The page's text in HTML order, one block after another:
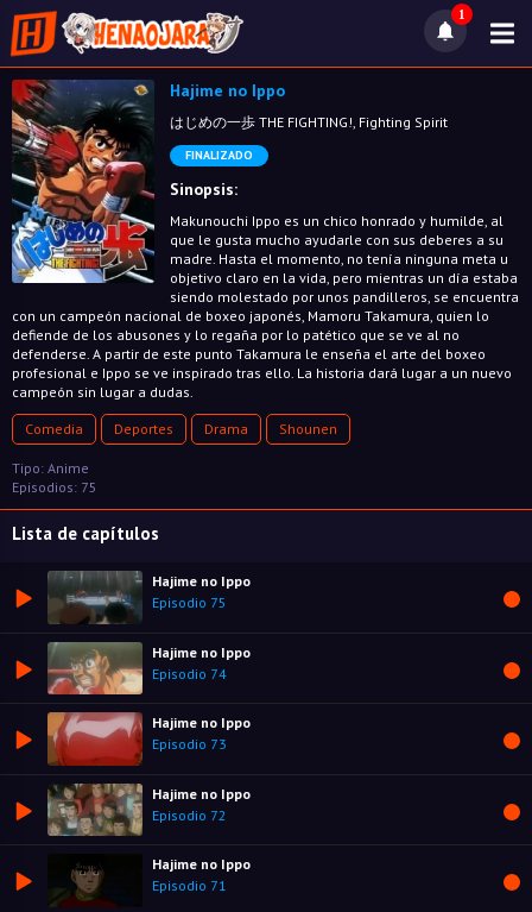
1
Hajime no Ippo
はじめの一歩 THE FIGHTING!, Fighting Spirit
FINALIZADO
Sinopsis:
Makunouchi Ippo es un chico honrado y humilde, al
que le gusta mucho ayudarle con sus deberes a su
madre. Hasta el momento, no tenía ninguna meta u
objetivo claro en la vida, pero mientras un día estaba
siendo molestado por unos pandilleros, se encuentra
con un campeón nacional de boxeo japonés, Mamoru Takamura, quien lo
defiende de los abusones y lo regaña por lo patético que se ve al no
defenderse. A partir de este punto Takamura le enseña el arte del boxeo
profesional e Ippo se ve inspirado tras ello. La historia dará lugar a un nuevo
campeón sin lugar a dudas.
Comedia Deportes Drama Shounen
Tipo: Anime
Episodios: 75
Lista de capítulos
Hajime no Ippo
Episodio 75
Hajime no Ippo
Episodio 74
Hajime no Ippo
Episodio 73
Hajime no Ippo
Episodio 72
Hajime no Ippo
Episodio 71